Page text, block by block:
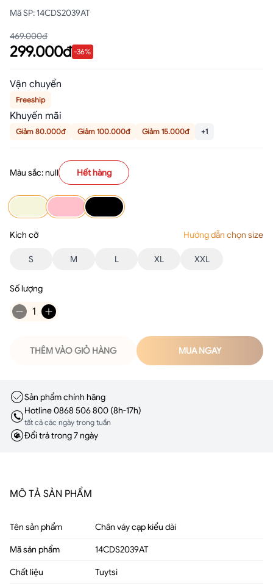
Mã SP:14CDS2039AT
469.000đ
299.000đ -36%
Vận chuyển
Freeship
Khuyến mãi
Giảm 80.000đ Giảm 100.000đ Giảm 15.000đ +1
Màu sắc: null Hết hàng
Kích cỡ Hướng dẫn chọn size
S M L XL XXL
Số lượng
1
THÊM VÀO GIỎ HÀNG MUA NGAY
Sản phẩm chính hãng
Hotline 0868 506 800 (8h-17h)
tất cả các ngày trong tuần
Đổi trả trong 7 ngày
MÔ TẢ SẢN PHẨM
Tên sản phẩm Chân váy cạp kiểu dài
Mã sản phẩm 14CDS2039AT
Chất liệu Tuytsi